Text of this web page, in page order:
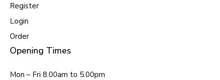
Register
Login
Order
Opening Times
Mon – Fri 8.00am to 5.00pm